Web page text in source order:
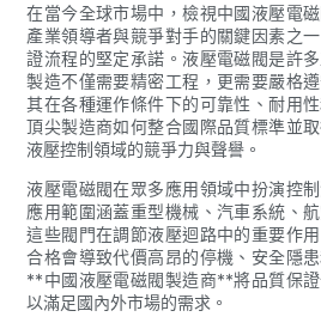
在當今全球市場中，檢視中國液壓電
產業領導者與競爭對手的關鍵因素之
證流程的堅定承諾。液壓電磁閥是許
製造不僅需要精密工程，更需要嚴格
其在各種運作條件下的可靠性、耐用
頂尖製造商如何整合國際品質標準並
液壓控制領域的競爭力與聲譽。
液壓電磁閥在眾多應用領域中扮演控
應用範圍涵蓋重型機械、汽車系統、
這些閥門在調節液壓迴路中的重要作
合格會導致代價高昂的停機、安全隱
**中國液壓電磁閥製造商**將品質保
以滿足國內外市場的需求。